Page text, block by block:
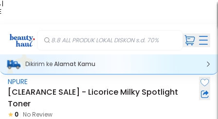
|
8.8 ALL PRODUK LOKAL DISKON s.d. 70%
Dikirim keAlamat Kamu
NPURE
[CLEARANCE SALE] - Licorice Milky Spotlight
Toner
0 No Review